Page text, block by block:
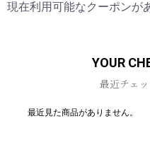
現在利用可能なクーポンが
YOUR
最近チェ
最近見た商品がありません。